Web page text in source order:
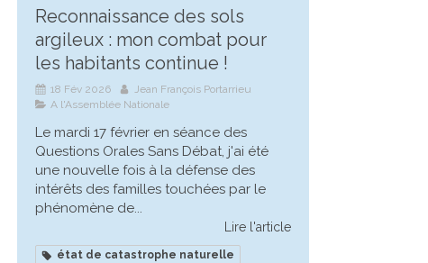
Reconnaissance des sols
argileux : mon combat pour
les habitants continue !
18 Fév 2026
Jean François Portarrieu
A l'Assemblée Nationale
Le mardi 17 février en séance des
Questions Orales Sans Débat, j'ai été
une nouvelle fois à la défense des
intérêts des familles touchées par le
phénomène de...
Lire l'article
état de catastrophe naturelle